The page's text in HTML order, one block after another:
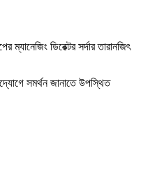
ডিরেক্টর সর্দার তারানজিৎ
সমর্থন জানাতে উপস্থিত